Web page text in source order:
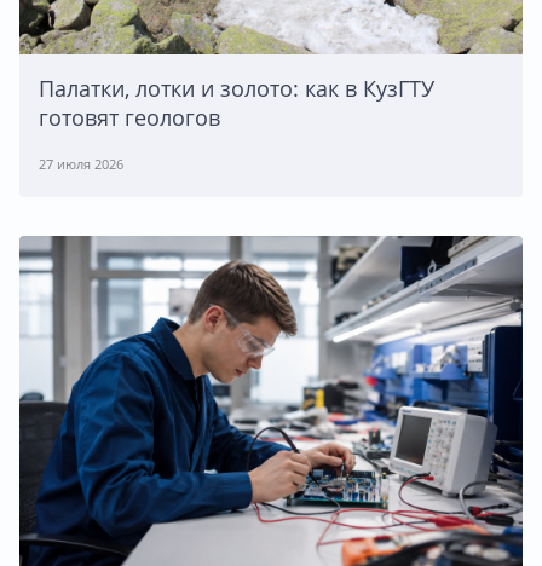
Палатки, лотки и золото: как в КузГТУ
готовят геологов
27 июля 2026